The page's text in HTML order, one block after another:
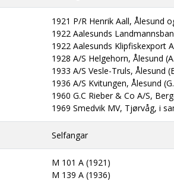
1921 P/R Henrik Aall, Ålesund
1922 Aalesunds
1922 Aalesunds Klipfiskexport
1928 A/S Helgehorn, Ålesund
1933 A/S Vesle-Truls, Ålesund
1936 A/S Kvitungen, Ålesund
1960 G.C Rieber & Co A/S,
1969 Smedvik MV, Tjørvåg, i
Selfangar
M 101 A (1921)
M 139 A (1936)